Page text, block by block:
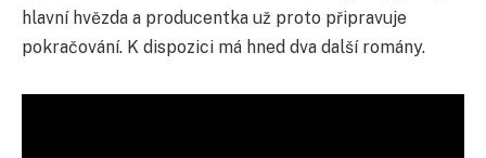
hlavní hvězda a producentka už proto připravuje
pokračování. K dispozici má hned dva další romány.